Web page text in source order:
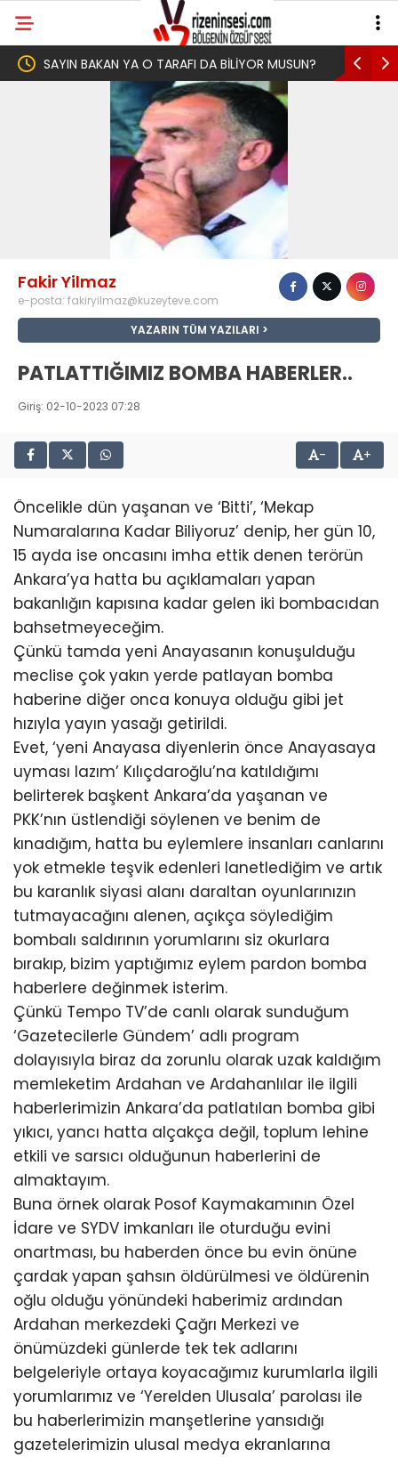
YA O TARAFI DA BİLİYOR MUSUN? Yeni Parti İktidar
Memleketi Rize’den
Fakir Yilmaz
e-posta: fakiryilmaz@kuzeyteve.com
YAZARIN TÜM YAZILARI
PATLATTIĞIMIZ BOMBA HABERLER..
Giriş: 02-10-2023 07:28
- +
Öncelikle dün yaşanan ve ‘Bitti’, ‘Mekap
Numaralarına Kadar Biliyoruz’ denip, her gün 10,
15 ayda ise oncasını imha ettik denen terörün
Ankara’ya hatta bu açıklamaları yapan
bakanlığın kapısına kadar gelen iki bombacıdan
bahsetmeyeceğim.
Çünkü tamda yeni Anayasanın konuşulduğu
meclise çok yakın yerde patlayan bomba
haberine diğer onca konuya olduğu gibi jet
hızıyla yayın yasağı getirildi.
Evet, ‘yeni Anayasa diyenlerin önce Anayasaya
uyması lazım’ Kılıçdaroğlu’na katıldığımı
belirterek başkent Ankara’da yaşanan ve
PKK’nın üstlendiği söylenen ve benim de
kınadığım, hatta bu eylemlere insanları canlarını
yok etmekle teşvik edenleri lanetlediğim ve artık
bu karanlık siyasi alanı daraltan oyunlarınızın
tutmayacağını alenen, açıkça söylediğim
bombalı saldırının yorumlarını siz okurlara
bırakıp, bizim yaptığımız eylem pardon bomba
haberlere değinmek isterim.
Çünkü Tempo TV’de canlı olarak sunduğum
‘Gazetecilerle Gündem’ adlı program
dolayısıyla biraz da zorunlu olarak uzak kaldığım
memleketim Ardahan ve Ardahanlılar ile ilgili
haberlerimizin Ankara’da patlatılan bomba gibi
yıkıcı, yancı hatta alçakça değil, toplum lehine
etkili ve sarsıcı olduğunun haberlerini de
almaktayım.
Buna örnek olarak Posof Kaymakamının Özel
İdare ve SYDV imkanları ile oturduğu evini
onartması, bu haberden önce bu evin önüne
çardak yapan şahsın öldürülmesi ve öldürenin
oğlu olduğu yönündeki haberimiz ardından
Ardahan merkezdeki Çağrı Merkezi ve
önümüzdeki günlerde tek tek adlarını
belgeleriyle ortaya koyacağımız kurumlarla ilgili
yorumlarımız ve ‘Yerelden Ulusala’ parolası ile
bu haberlerimizin manşetlerine yansıdığı
gazetelerimizin ulusal medya ekranlarına